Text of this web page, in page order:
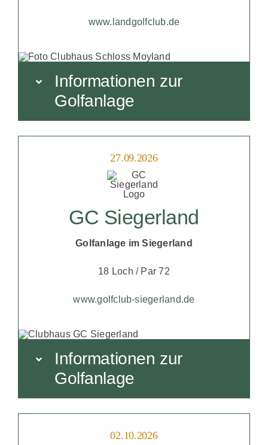
www.landgolfclub.de
Informationen zur
Golfanlage
27.09.2026
GC Siegerland
Golfanlage im Siegerland
18 Loch / Par 72
www.golfclub-siegerland.de
Informationen zur
Golfanlage
02.10.2026